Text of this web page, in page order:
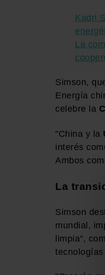
Kadri
La
Simson,
Energía
celebre la
"China y la
interés
Ambos
La
Simson
mundial,
limpia",
tecnologías